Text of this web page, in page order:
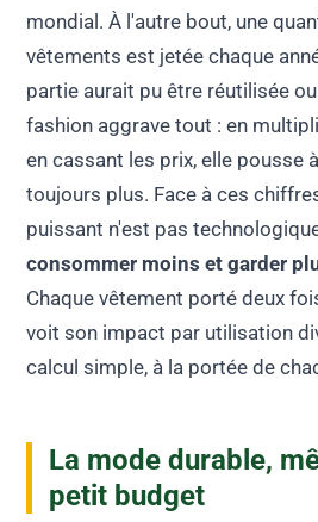
mondial. À l'autre bout, une
vêtements est jetée chaque
partie aurait pu être réutilisée
fashion aggrave tout : en
en cassant les prix, elle pousse
toujours plus. Face à ces
puissant n'est pas
consommer moins et garder
Chaque vêtement porté deux
voit son impact par utilisation
calcul simple, à la portée de
La mode durable,
petit budget